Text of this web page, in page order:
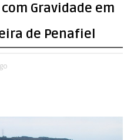
Gravidade em
de Penafiel